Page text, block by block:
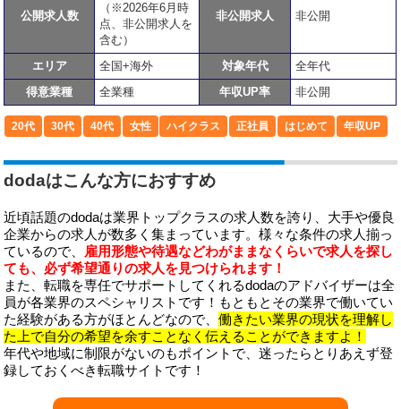
公開求人数
（※2026年6月時
点、非公開求人を
含む）
非公開求人 非公開
エリア 全国+海外 対象年代
全年代
得意業種
全業種 年収UP率 非公開
20代 30代 40代 女性 ハイクラス 正社員 はじめて 年収UP
dodaはこんな方におすすめ
近頃話題のdodaは業界トップクラスの求人数を誇り、大手や優良
企業からの求人が数多く集まっています。様々な条件の求人揃っ
ているので、 雇用形態や待遇などわがままなくらいで求人を探し
ても、必ず希望通りの求人を見つけられます！
また、転職を専任でサポートしてくれるdodaのアドバイザーは全
員が各業界のスペシャリストです！もともとその業界で働いてい
た経験がある方がほとんどなので、働きたい業界の現状を理解し
た上で自分の希望を余すことなく伝えることができますよ！
年代や地域に制限がないのもポイントで、迷ったらとりあえず登
録しておくべき転職サイトです！